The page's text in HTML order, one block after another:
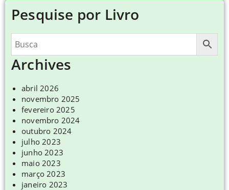
Pesquise por Livro
Archives
abril 2026
novembro 2025
fevereiro 2025
novembro 2024
outubro 2024
julho 2023
junho 2023
maio 2023
março 2023
janeiro 2023